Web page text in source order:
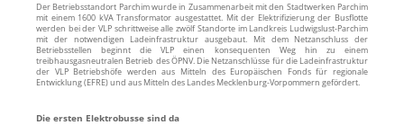
Der Betriebsstandort Parchim wurde in Zusammenarbeit mit den Stadtwerken Parchim
mit einem 1600 kVA Transformator ausgestattet. Mit der Elektrifizierung der Busflotte
werden bei der VLP schrittweise alle zwölf Standorte im Landkreis Ludwigslust-Parchim
mit der notwendigen Ladeinfrastruktur ausgebaut. Mit dem Netzanschluss der
Betriebsstellen beginnt die VLP einen konsequenten Weg hin zu einem
treibhausgasneutralen Betrieb des ÖPNV. Die Netzanschlüsse für die Ladeinfrastruktur
der VLP Betriebshöfe werden aus Mitteln des Europäischen Fonds für regionale
Entwicklung (EFRE) und aus Mitteln des Landes Mecklenburg-Vorpommern gefördert.
Die ersten Elektrobusse sind da